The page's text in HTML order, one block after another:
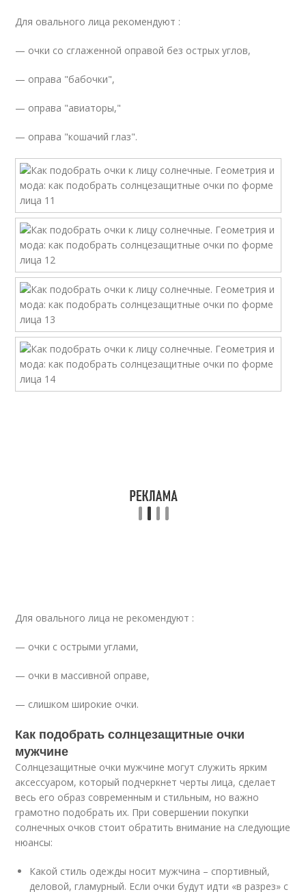
Для овального лица рекомендуют :
— очки со сглаженной оправой без острых углов,
— оправа "бабочки",
— оправа "авиаторы,"
— оправа "кошачий глаз".
Для овального лица не рекомендуют :
— очки с острыми углами,
— очки в массивной оправе,
— слишком широкие очки.
Как подобрать солнцезащитные очки
мужчине
Солнцезащитные очки мужчине могут служить ярким
аксессуаром, который подчеркнет черты лица, сделает
весь его образ современным и стильным, но важно
грамотно подобрать их. При совершении покупки
солнечных очков стоит обратить внимание на следующие
нюансы:
Какой стиль одежды носит мужчина – спортивный,
деловой, гламурный. Если очки будут идти «в разрез» с